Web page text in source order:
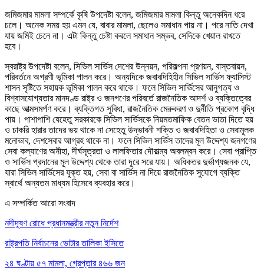
জমিজমার মামলা সম্পর্কে কৃষি উপদেষ্টা বলেন, জমিজমার মামলা কিন্তু অনেকদিন ধরে
চলে। অনেক সময় হয় এমন যে, বাবার মামলা, ছেলেও সমাধান পায় না। পরে নাতি দেখা
যায় জমিই চেনে না। এটা কিন্তু চেষ্টা করলে সমাধান সম্ভব, সেদিকে খেয়াল রাখতে
হবে।
স্বরাষ্ট্র উপদেষ্টা বলেন, সিভিল সার্ভিস দেশের উন্নয়ন, পরিকল্পনা প্রণয়ন, বাস্তবায়ন,
পরিবর্তনে অগ্রণী ভূমিকা পালন করে। অন্যদিকে জবাবদিহিহীন সিভিল সার্ভিস ফ্যাসিস্ট
শাসন সৃষ্টিতে সহায়ক ভূমিকা পালন করে থাকে। ফলে সিভিল সার্ভিসের আনুগত্য ও
বিশ্বাসযোগ্যতার মানদণ্ড রাষ্ট্র ও জনগণের পরিবর্তে রাজনৈতিক আদর্শ ও ব্যক্তিত্বের
কাছে আত্মসমর্পণ করে। ব্যক্তিগত সুবিধা, রাজনৈতিক মেরুকরণ ও দুর্নীতি প্রকোপ বৃদ্ধি
পায়। পাশাপাশি যেহেতু সরকারকে সিভিল সার্ভিসকে নিয়মতমাফিক বেতন ভাতা দিতে হয়
ও চাকরি হারার তাদের ভয় থাকে না সেহেতু উদ্ভাবনী শক্তি ও জবাবদিহিতা ও সেবামূলক
মনোভাব, দেশসেবার আগ্রহ থাকে না। ফলে সিভিল সার্ভিস তাদের মূল উদ্দেশ্য জনগণের
সেবা কল্যাণের অনীহা, দীর্ঘসূত্রতা ও লালফিতার দৌরাত্ম্য অবলম্বন করে। সেবা প্রাপ্তি
ও সার্ভিস প্রদানের মূল উদ্দেশ্য থেকে তারা দূরে সরে যায়। অধিকতর দুর্ভাগ্যজনক যে,
যারা সিভিল সার্ভিসের যুক্ত হয়, সেবা বা সার্ভিস না দিয়ে রাজনৈতিক সুযোগে ব্যক্তি
স্বার্থে অন্যতম মাধ্যম হিসেবে ব্যবহার করে।
এ সম্পর্কিত আরো সংবাদ
নদীদূষণ রোধে প্রধানমন্ত্রীর নতুন নির্দেশ
রাষ্ট্রপতি নির্বাচনের ভোটার তালিকা ইসিতে
২৪ ঘণ্টায় ৫৭ মামলা, গ্রেপ্তার ৪৬৬ জন